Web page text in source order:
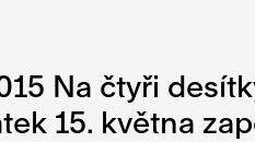
Na čtyři
15. května